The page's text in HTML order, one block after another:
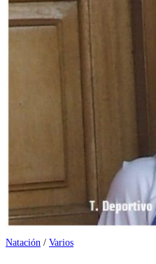
Natación / Varios